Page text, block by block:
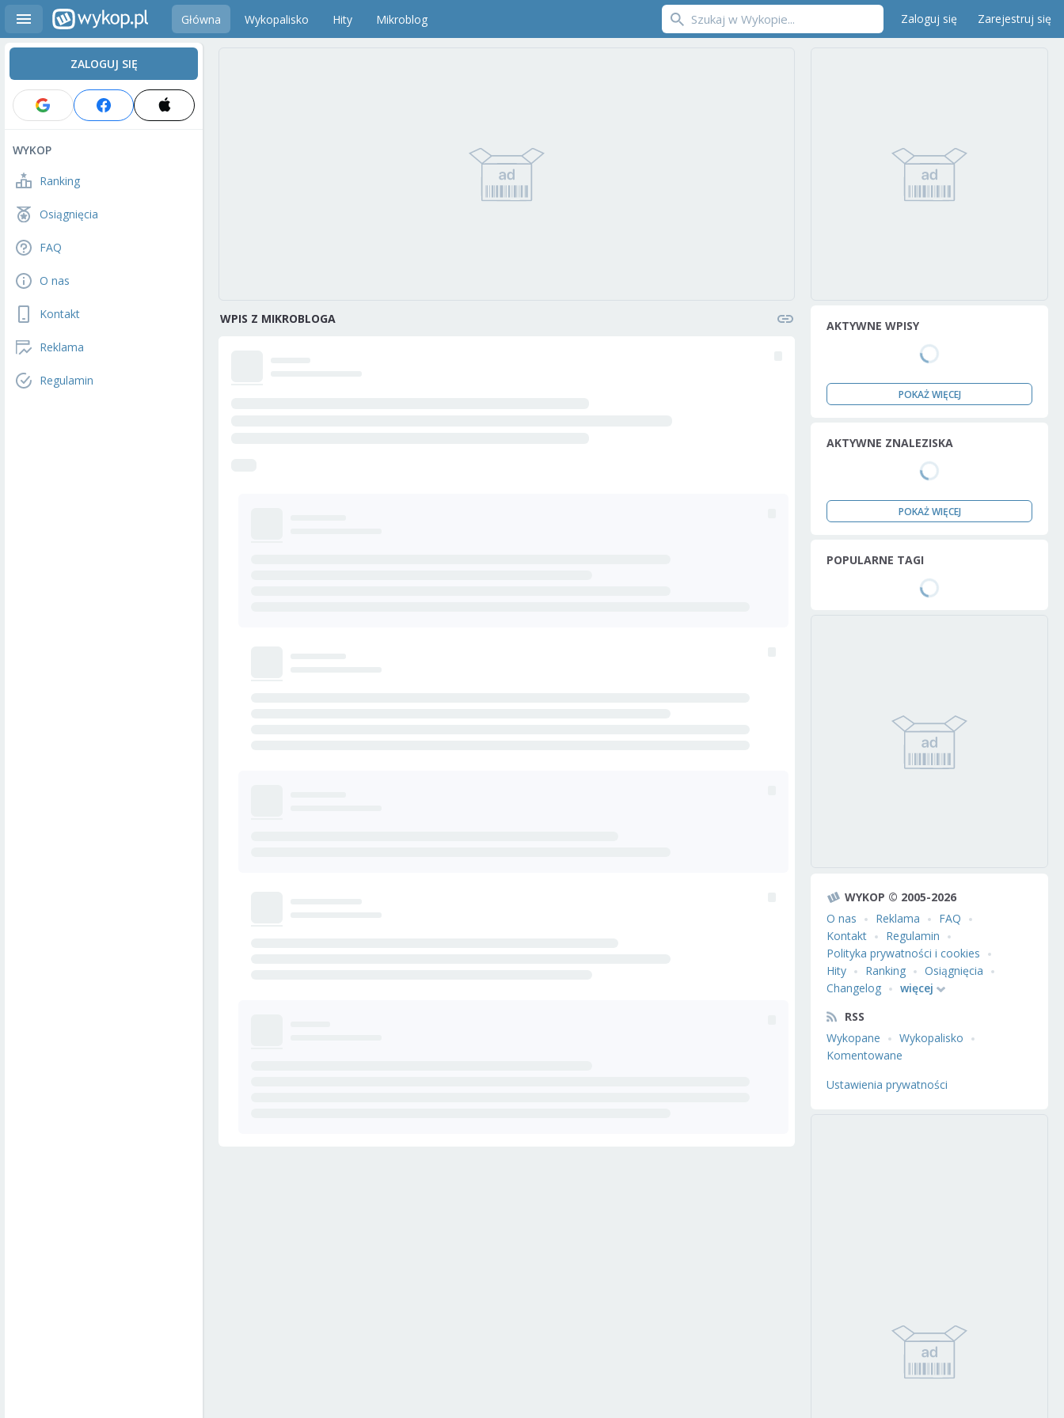
Główna Wykopalisko Hity Mikroblog Zaloguj się Zarejestruj się
ZALOGUJ SIĘ
WYKOP
Ranking
Osiągnięcia
FAQ
O nas
Kontakt
Reklama
Regulamin
WPIS Z MIKROBLOGA AKTYWNE WPISY
POKAŻ WIĘCEJ
AKTYWNE ZNALEZISKA
POKAŻ WIĘCEJ
POPULARNE TAGI
WYKOP © 2005-2026
O nas
Reklama
FAQ
Kontakt
Regulamin
Polityka prywatności i cookies
Hity
Ranking
Osiągnięcia
Changelog
więcej
RSS
Wykopane
Wykopalisko
Komentowane
Ustawienia prywatności